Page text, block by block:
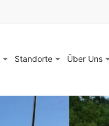
Standorte Über Uns